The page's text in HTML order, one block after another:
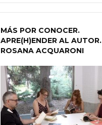
MÁS POR CONOCER.
APRE(H)ENDER AL AUTOR.
ROSANA ACQUARONI